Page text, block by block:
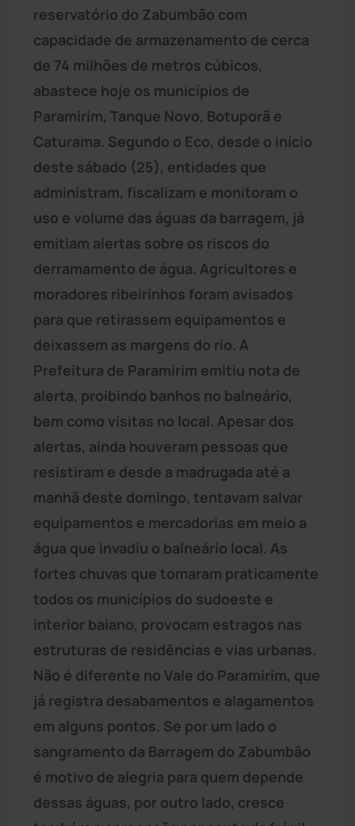
reservatório do Zabumbão com
capacidade de armazenamento de cerca
de 74 milhões de metros cúbicos,
abastece hoje os municípios de
Paramirim, Tanque Novo, Botuporã e
Caturama. Segundo o Eco, desde o início
deste sábado (25), entidades que
administram, fiscalizam e monitoram o
uso e volume das águas da barragem, já
emitiam alertas sobre os riscos do
derramamento de água. Agricultores e
moradores ribeirinhos foram avisados
para que retirassem equipamentos e
deixassem as margens do rio. A
Prefeitura de Paramirim emitiu nota de
alerta, proibindo banhos no balneário,
bem como visitas no local. Apesar dos
alertas, ainda houveram pessoas que
resistiram e desde a madrugada até a
manhã deste domingo, tentavam salvar
equipamentos e mercadorias em meio a
água que invadiu o balneário local. As
fortes chuvas que tomaram praticamente
todos os municípios do sudoeste e
interior baiano, provocam estragos nas
estruturas de residências e vias urbanas.
Não é diferente no Vale do Paramirim, que
já registra desabamentos e alagamentos
em alguns pontos. Se por um lado o
sangramento da Barragem do Zabumbão
é motivo de alegria para quem depende
dessas águas, por outro lado, cresce